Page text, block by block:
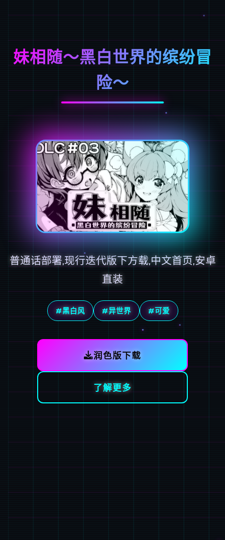
妹相随～黑白世界的缤纷冒
险～
普通话部署,现行迭代版下方载,中文首页,安卓
直装
#黑白风 #异世界 #可爱
润色版下载
了解更多